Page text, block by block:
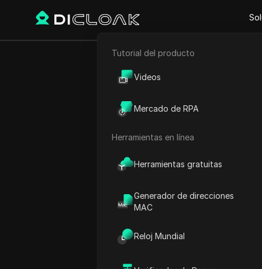
Comercio electrónico
Tutorial del producto
Videos
Mercado de RPA
Herramientas en línea
Herramientas gratuitas
Generador de direcciones
MAC
Reloj Mundial